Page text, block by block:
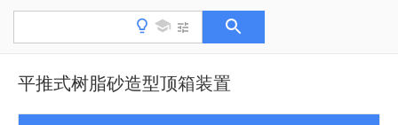
平推式树脂砂造型顶箱装置